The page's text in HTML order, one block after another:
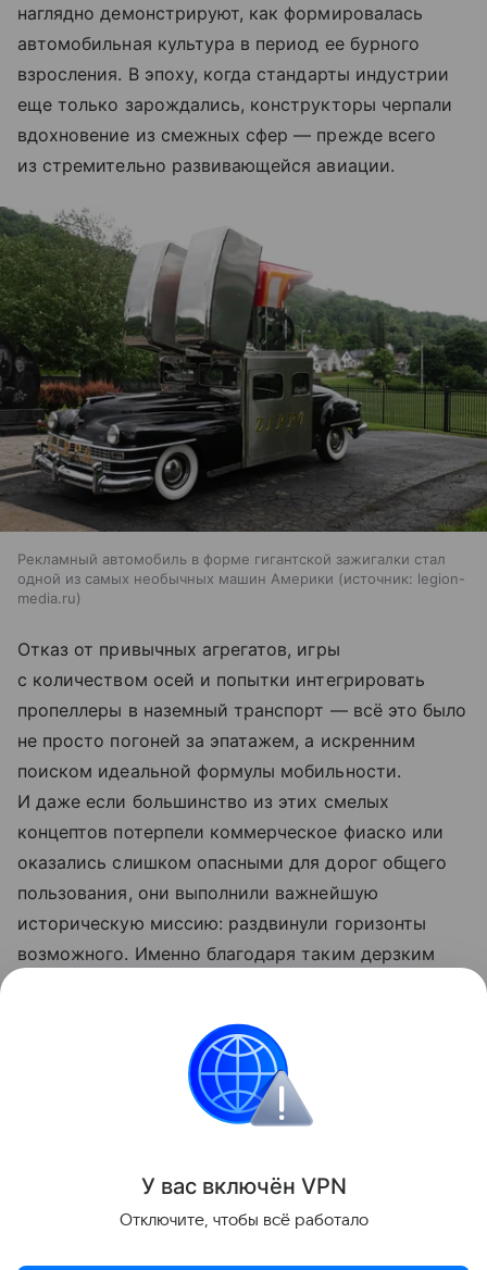
наглядно демонстрируют, как формировалась
автомобильная культура в период ее бурного
взросления. В эпоху, когда стандарты индустрии
еще только зарождались, конструкторы черпали
вдохновение из смежных сфер — прежде всего
из стремительно развивающейся авиации.
Рекламный автомобиль в форме гигантской зажигалки стал
одной из самых необычных машин Америки
источник: legion-
media.ru
Отказ от привычных агрегатов, игры
с количеством осей и попытки интегрировать
пропеллеры в наземный транспорт — всё это было
не просто погоней за эпатажем, а искренним
поиском идеальной формулы мобильности.
И даже если большинство из этих смелых
концептов потерпели коммерческое фиаско или
оказались слишком опасными для дорог общего
пользования, они выполнили важнейшую
историческую миссию: раздвинули горизонты
возможного. Именно благодаря таким дерзким
средство передвижения, а чистый холст
для инженерного искусства и полигон для самых
невероятных физических опытов.
Самые-самые автомобили Подборка
У вас включён VPN
Отключите, чтобы всё работало